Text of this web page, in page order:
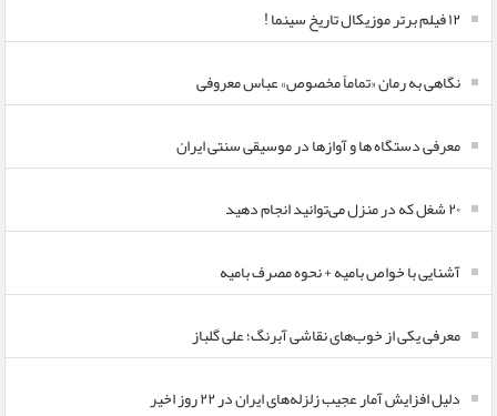
۱۲ فیلم برتر موزیکال تاریخ سینما !
نگاهی به رمان «تماماً مخصوص» عباس معروفی
معرفی دستگاه ها و آوازها در موسیقی سنتی ایران
۲۰ شغل که در منزل می‌توانید انجام دهید
آشنایی با خواص بامیه + نحوه مصرف بامیه
معرفی یکی از خوب‌های نقاشی آبرنگ؛ علی گلباز
دلیل افزایش آمار عجیب زلزله‌های ایران در ۲۲ روز اخیر